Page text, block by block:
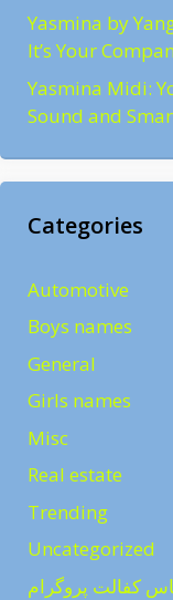
Yasmina by
It’s Your
Yasmina Midi:
Sound and
Categories
Automotive
Boys names
General
Girls names
Misc
Real estate
Trending
Uncategorized
کفالت پروگرام